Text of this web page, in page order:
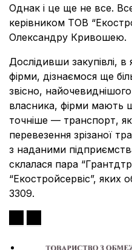
Однак і це ще не все.
керівником ТОВ
Олександру Кривошею.
Дослідивши закупівлі, в
фірми, дізнаємося ще
звісно,
власника, фірми мають
точніше — транспорт,
перевезення зрізаної
з наданими
склалася пара
“Екостройсервіс”, яких
3309.